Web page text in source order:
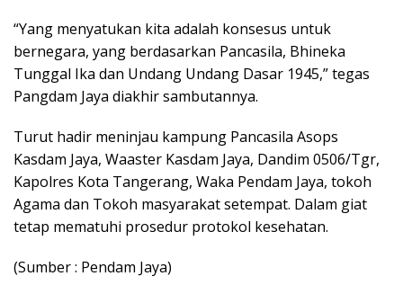
“Yang menyatukan kita adalah konsesus untuk
bernegara, yang berdasarkan Pancasila, Bhineka
Tunggal Ika dan Undang Undang Dasar 1945,” tegas
Pangdam Jaya diakhir sambutannya.
Turut hadir meninjau kampung Pancasila Asops
Kasdam Jaya, Waaster Kasdam Jaya, Dandim 0506/Tgr,
Kapolres Kota Tangerang, Waka Pendam Jaya, tokoh
Agama dan Tokoh masyarakat setempat. Dalam giat
tetap mematuhi prosedur protokol kesehatan.
(Sumber : Pendam Jaya)